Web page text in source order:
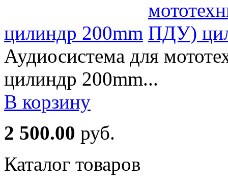
цилиндр 200mm
Аудиосистема для
цилиндр 200mm...
В корзину
2 500.00 руб.
Каталог товаров